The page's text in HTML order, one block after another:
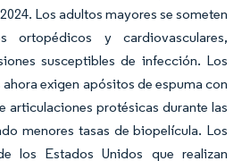
Los adultos mayores se someten
ortopédicos y cardiovasculares,
susceptibles de infección. Los
exigen apósitos de espuma con
articulaciones protésicas durante las
menores tasas de biopelícula. Los
los Estados Unidos que realizan